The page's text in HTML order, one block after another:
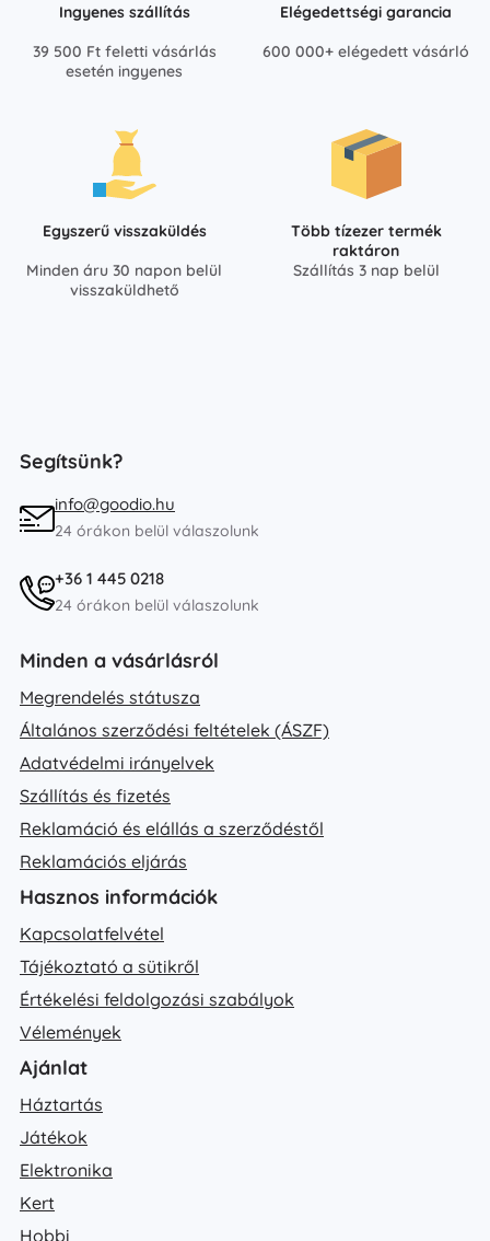
Ingyenes szállítás
39 500 Ft feletti vásárlás
esetén ingyenes
Elégedettségi garancia
600 000+ elégedett vásárló
Egyszerű visszaküldés
Minden áru 30 napon belül
visszaküldhető
Több tízezer termék
raktáron
Szállítás 3 nap belül
Segítsünk?
info@goodio.hu
24 órákon belül válaszolunk
+36 1 445 0218
24 órákon belül válaszolunk
Minden a vásárlásról
Megrendelés státusza
Általános szerződési feltételek (ÁSZF)
Adatvédelmi irányelvek
Szállítás és fizetés
Reklamáció és elállás a szerződéstől
Reklamációs eljárás
Hasznos információk
Kapcsolatfelvétel
Tájékoztató a sütikről
Értékelési feldolgozási szabályok
Vélemények
Ajánlat
Háztartás
Játékok
Elektronika
Kert
Hobbi